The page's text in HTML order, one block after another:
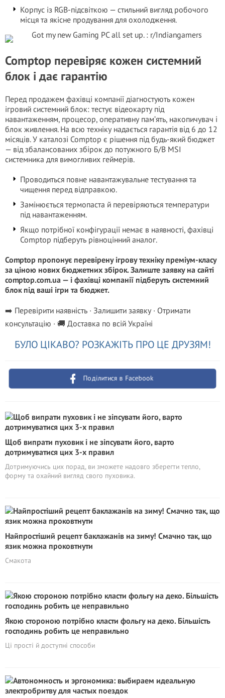
Корпус із RGB-підсвіткою — стильний вигляд робочого
місця та якісне продування для охолодження.
Comptop перевіряє кожен системний
блок і дає гарантію
Перед продажем фахівці компанії діагностують кожен
ігровий системний блок: тестує відеокарту під
навантаженням, процесор, оперативну пам’ять, накопичувач і
блок живлення. На всю техніку надається гарантія від 6 до 12
місяців. У каталозі Comptop є рішення під будь-який бюджет
— від збалансованих збірок до потужного Б/В MSI
системника для вимогливих геймерів.
Проводиться повне навантажувальне тестування та
чищення перед відправкою.
Замінюється термопаста й перевіряються температури
під навантаженням.
Якщо потрібної конфігурації немає в наявності, фахівці
Comptop підберуть рівноцінний аналог.
Comptop пропонує перевірену ігрову техніку преміум-класу
за ціною нових бюджетних збірок. Залиште заявку на сайті
comptop.com.ua — і фахівці компанії підберуть системний
блок під ваші ігри та бюджет.
➡️ Перевірити наявність · Залишити заявку · Отримати
консультацію · 🚚 Доставка по всій Україні
БУЛО ЦІКАВО? РОЗКАЖІТЬ ПРО ЦЕ ДРУЗЯМ!
Поділитися в Facebook
Щоб випрати пуховик і не зіпсувати його, варто
дотримуватися цих 3-х правил
Дотримуючись цих порад, ви зможете надовго зберегти тепло,
форму та охайний вигляд свого пуховика.
Найпростіший рецепт баклажанів на зиму! Смачно так, що
язик можна проковтнути
Смакота
Якою стороною потрібно класти фольгу на деко. Більшість
господинь робить це неправильно
Ці прості й доступні способи